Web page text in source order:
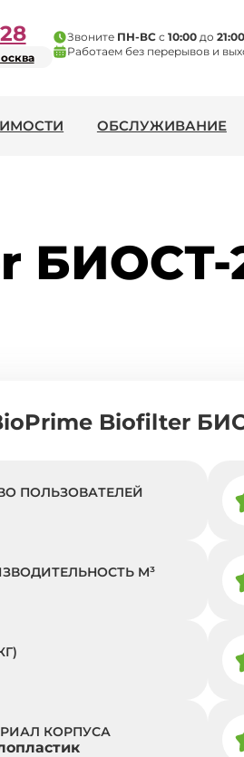
Звоните ПН-ВСс 10:00до 21:00
Работаем без перерывов и
ОБСЛУЖИВАНИЕ
БИОСТ-
Biofilter
ПОЛЬЗОВАТЕЛЕЙ
M³
КОРПУСА